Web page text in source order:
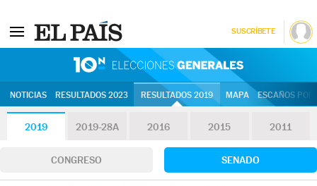
SUSCRÍBETE
NOTICIAS RESULTADOS 2023 RESULTADOS 2019 MAPA ESCAÑOS
2019 2019-28A 2016 2015 2011
CONGRESO SENADO